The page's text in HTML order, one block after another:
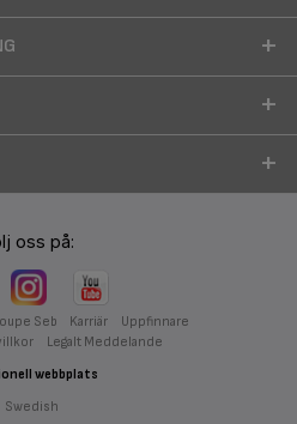
oss på:
Seb Karriär
Uppfinnare
Legalt Meddelande
webbplats
Swedish